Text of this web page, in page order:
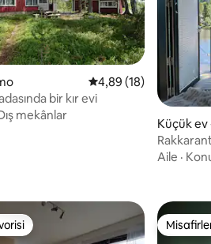
5 üzerinden ortalama
4,89 (18)
bir kır evi
mekânlar
Küçük
Aile ·